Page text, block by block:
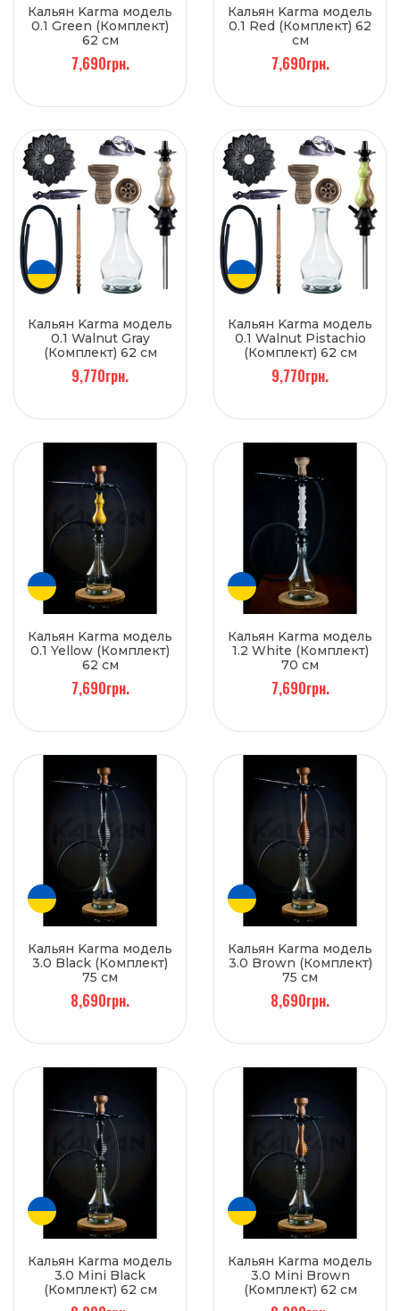
Кальян Karma модель
0.1 Green (Комплект)
62 см
7,690грн.
Кальян Karma модель
0.1 Red (Комплект) 62
см
7,690грн.
Кальян Karma модель
0.1 Walnut Gray
(Комплект) 62 см
9,770грн.
Кальян Karma модель
0.1 Walnut Pistachio
(Комплект) 62 см
9,770грн.
Кальян Karma модель
0.1 Yellow (Комплект)
62 см
7,690грн.
Кальян Karma модель
1.2 White (Комплект)
70 см
7,690грн.
Кальян Karma модель
3.0 Black (Комплект)
75 см
8,690грн.
Кальян Karma модель
3.0 Brown (Комплект)
75 см
8,690грн.
Кальян Karma модель
3.0 Mini Black
(Комплект) 62 см
Кальян Karma модель
3.0 Mini Brown
(Комплект) 62 см